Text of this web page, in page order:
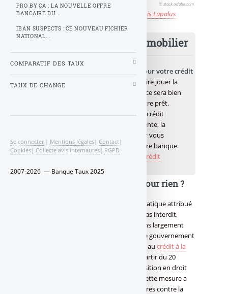
© stock.adobe.com
Publié lelundi 3 novembre 2025 Denis Lapalus
Meilleur taux crédit immobilier
meilleur taux pour votre crédit
immobilier
, il ne faut pas hésiter à faire jouer la
concurrence. Et ce, même si au final, ce sera bien
votre banque qui vous accordera votre prêt.
Solliciter les services d’un courtier en crédit
immobilier est une démarche pertinente, la
meilleure offre de crédit immobiliervous
permettra de négocier auprès de votre banque.
👉Je compare les meilleurs taux de crédit
immobilier
Encore beaucoup de bruits pour rien ?
Le découvert autorisé, ce crédit automatique attribué
selon les revenus des clients, ne sera pas interdit,
contrairement aux fausses informations largement
diffusées. L’ordonnance adoptée par le gouvernement
début septembre réglementant l’accès au crédit à la
entrera en vigueur à partir du 20
novembre 2026. Il s’agit d’une transposition en droit
français d’une directive européenne. Cette mesure a
pour but de protéger les clients bancaires contre la
PRO BY CA : LA NOUVELLE OFFRE
BANCAIRE DU...
IBAN SUSPECTS : CE NOUVEAU FICHIER
NATIONAL...
COMPARATIF DES TAUX
TAUX DE CHANGE
Se connecter | Mentions légales| Contact|
Cookies| Collecte avis internautes| RGPD
2007-2026 — Banque Taux 2025